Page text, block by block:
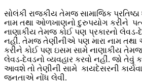
સોલંકી રાજકીય તેમજ સામાજિક
નામ તથા ઓળખાણનો દુરુપયોગ કરીને
નાણાકીય તેમજ કોઈ પણ પ્રકારનો લેવડ-
નહીં. તેમજ તેણીનીએ પણ મારા નામ
કરીને કોઈ પણ ઇસમ સામે નાણાકીય તેમજ
લેવડ-દેવડનો વ્યવહાર કરવો નહીં. જો તેવું
આવશે તો તેણીની સામે કાયદેસરની
જનતાએ નોંધ લેવી.